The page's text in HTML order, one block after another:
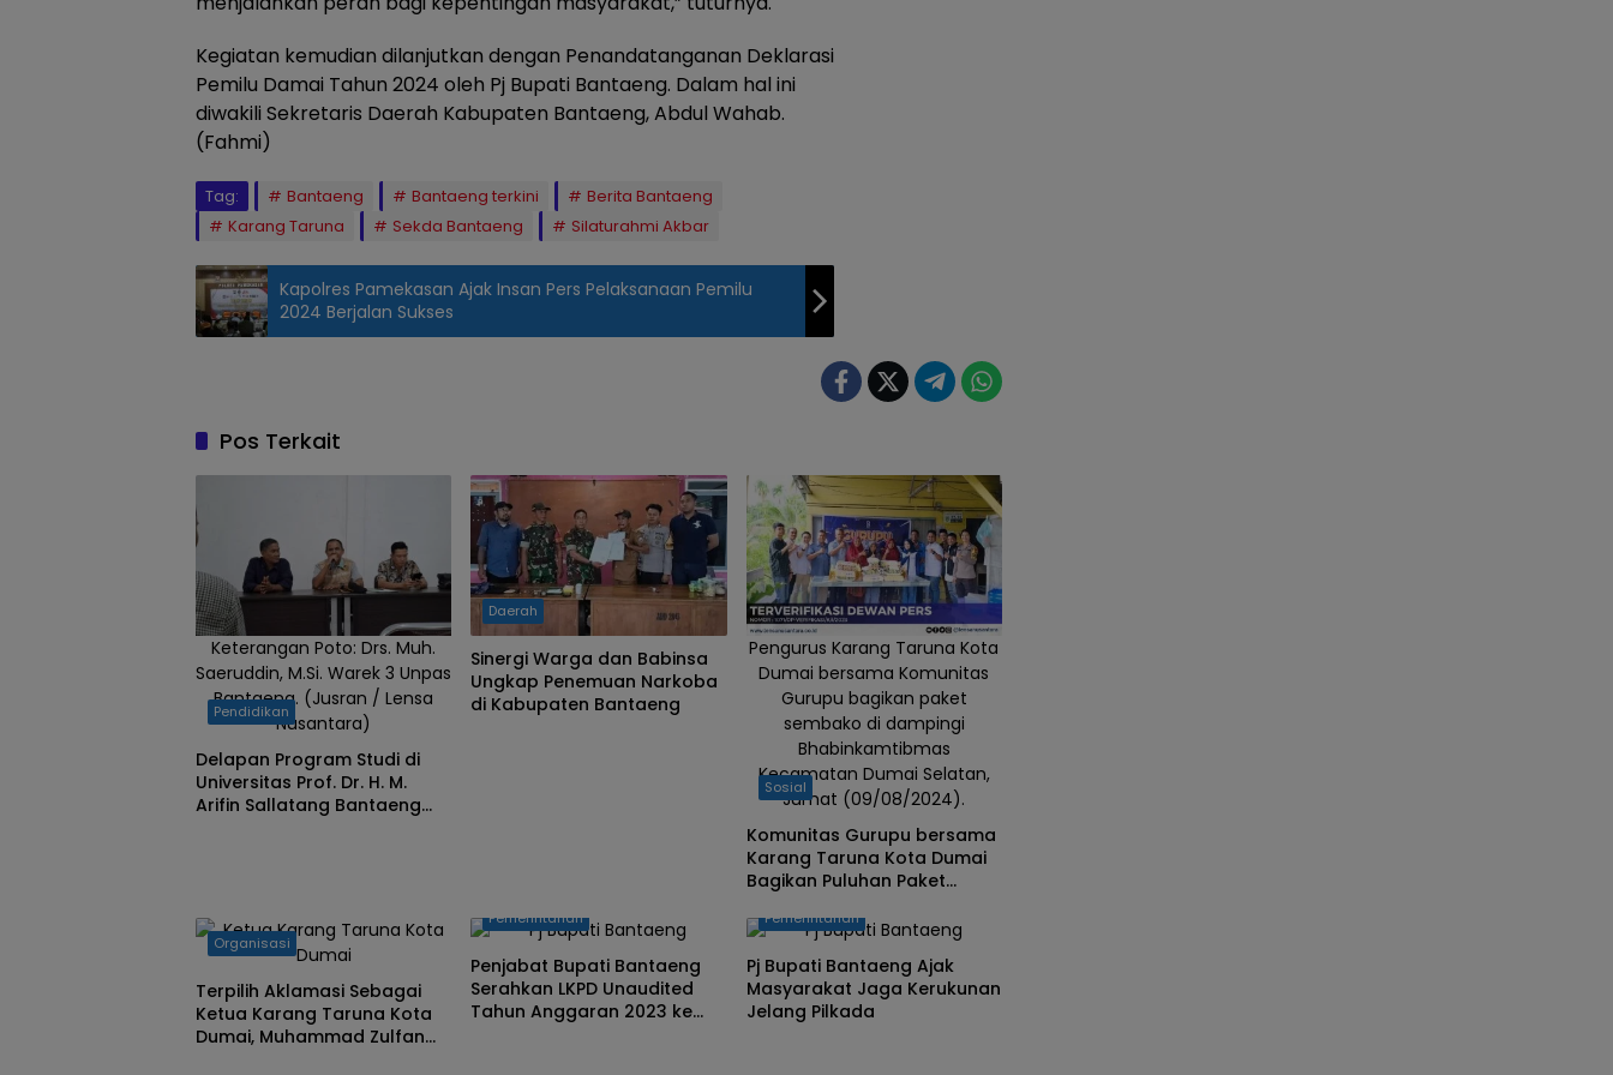
Kegiatan kemudian dilanjutkan dengan Penandatanganan Deklarasi
Pemilu Damai Tahun 2024 oleh Pj Bupati Bantaeng. Dalam hal ini
diwakili Sekretaris Daerah Kabupaten Bantaeng, Abdul Wahab.
(Fahmi)
Tag: Bantaeng Bantaeng terkini
Berita Bantaeng
Karang Taruna
Sekda Bantaeng Silaturahmi Akbar
Kapolres Pamekasan Ajak Insan Pers Pelaksanaan Pemilu
2024 Berjalan Sukses
Pos Terkait
Keterangan Poto: Drs. Muh.
Saeruddin, M.Si. Warek 3 Unpas
Bantaeng. (Jusran / Lensa
Nusantara)
Pendidikan
Delapan Program Studi di
Universitas Prof. Dr. H. M.
Arifin Sallatang Bantaeng
Daerah
Sinergi Warga dan Babinsa
Ungkap Penemuan Narkoba
di Kabupaten Bantaeng
Pengurus Karang Taruna Kota
Dumai bersama Komunitas
Gurupu bagikan paket
sembako di dampingi
Bhabinkamtibmas
Kecamatan Dumai Selatan,
Jumat (09/08/2024).
Sosial
Komunitas Gurupu bersama
Karang Taruna Kota Dumai
Bagikan Puluhan Paket
Masyarakat
Organisasi
Terpilih Aklamasi Sebagai
Ketua Karang Taruna Kota
Dumai, Muhammad Zulfan
Pemerintahan
Penjabat Bupati Bantaeng
Serahkan LKPD Unaudited
Tahun Anggaran 2023 ke
Pemerintahan
Pj Bupati Bantaeng Ajak
Masyarakat Jaga Kerukunan
Jelang Pilkada